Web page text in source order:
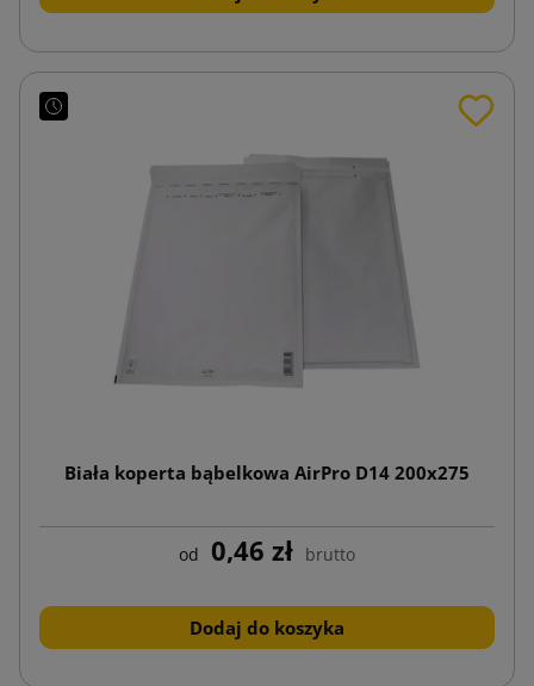
Biała koperta bąbelkowa AirPro D14 200x275
od 0,46 zł brutto
Dodaj do koszyka